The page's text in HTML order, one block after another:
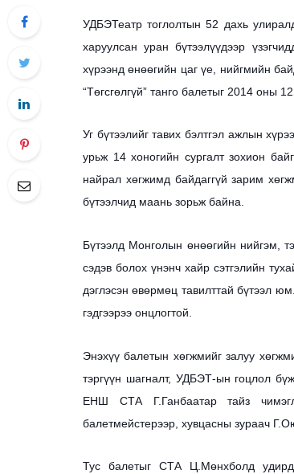
УДБЭТеатр тоглолтын 52 дахь
харуулсан уран бүтээлүүдээр
хүрээнд өнөөгийн цаг үе, нийгмийн
“Төгсгөлгүй” танго балетыг 2014 оны
Уг бүтээлийг тавих бэлтгэл ажлын
урьж 14 хоногийн сургалт зохион
найрал хөгжимд байдаггүй зарим
бүтээлчид маань зорьж байна.
Бүтээлд Монголын өнөөгийн нийгэм,
сэдэв болох үнэнч хайр сэтгэлийн
дэглэсэн өвөрмөц тавилттай бүтээл
гэдгээрээ онцлогтой.
Энэхүү балетын хөгжмийг залуу
тэргүүн шагналт, УДБЭТ-ын гоцлол
ЕНШ СТА Г.Ганбаатар тайз
балетмейстерээр, хувцасны зураач
Тус балетыг СТА Ц.Мөнхболд